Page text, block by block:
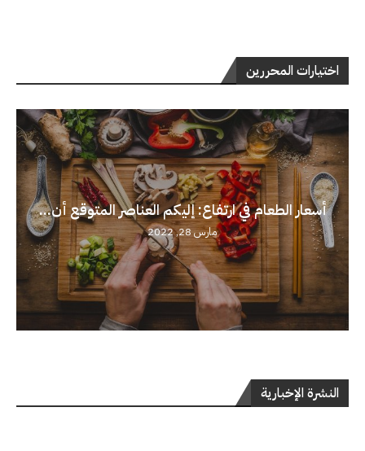
اختيارات المحررين
أسعار الطعام في ارتفاع: إليكم العناصر المتوقع أن...
مارس 28, 2022
النشرة الإخبارية